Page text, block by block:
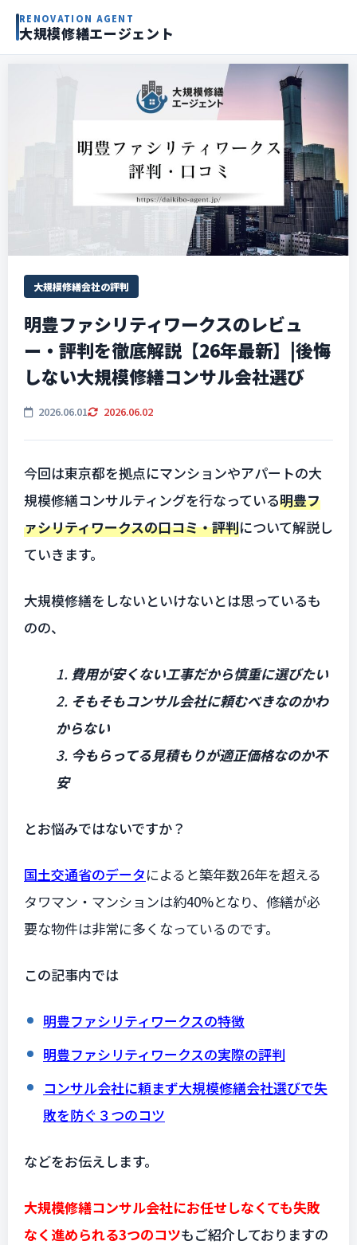
RENOVATION AGENT
大規模修繕エージェント
大規模修繕会社の評判
明豊ファシリティワークスのレビュ
ー・評判を徹底解説【26年最新】|後悔
しない大規模修繕コンサル会社選び
2026.06.01 2026.06.02
今回は東京都を拠点にマンションやアパートの大
規模修繕コンサルティングを行なっている明豊フ
ァシリティワークスの口コミ・評判について解説し
ていきます。
大規模修繕をしないといけないとは思っているも
のの、
1. 費用が安くない工事だから慎重に選びたい
2. そもそもコンサル会社に頼むべきなのかわ
からない
3. 今もらってる見積もりが適正価格なのか不
安
とお悩みではないですか？
国土交通省のデータによると築年数26年を超える
タワマン・マンションは約40%となり、修繕が必
要な物件は非常に多くなっているのです。
この記事内では
明豊ファシリティワークスの特徴
明豊ファシリティワークスの実際の評判
コンサル会社に頼まず大規模修繕会社選びで失
敗を防ぐ３つのコツ
などをお伝えします。
大規模修繕コンサル会社にお任せしなくても失敗
なく進められる3つのコツもご紹介しておりますの